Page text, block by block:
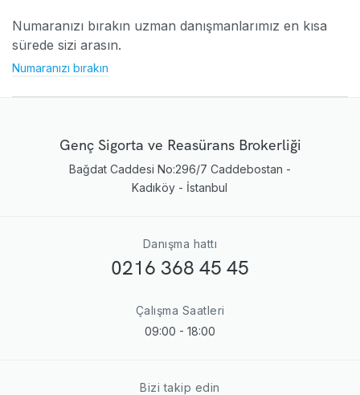
Numaranızı bırakın uzman danışmanlarımız en kısa
sürede sizi arasın.
Numaranızı bırakın
Genç Sigorta ve Reasürans Brokerliği
Bağdat Caddesi No:296/7 Caddebostan -
Kadıköy - İstanbul
Danışma hattı
0216 368 45 45
Çalışma Saatleri
09:00 - 18:00
Bizi takip edin